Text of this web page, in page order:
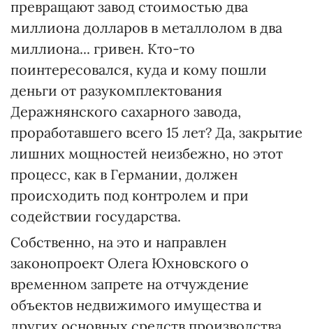
превращают завод стоимостью два
миллиона долларов в металлолом в два
миллиона... гривен. Кто-то
поинтересовался, куда и кому пошли
деньги от разукомплектования
Деражнянского сахарного завода,
проработавшего всего 15 лет? Да, закрытие
лишних мощностей неизбежно, но этот
процесс, как в Германии, должен
происходить под контролем и при
содействии государства.
Собственно, на это и направлен
законопроект Олега Юхновского о
временном запрете на отчуждение
объектов недвижимого имущества и